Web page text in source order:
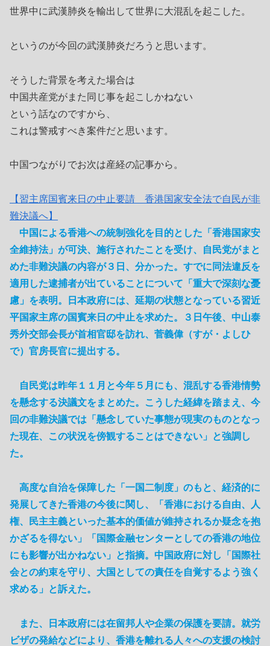
世界中に武漢肺炎を輸出して世界に大混乱を起こした。
というのが今回の武漢肺炎だろうと思います。
そうした背景を考えた場合は
中国共産党がまた同じ事を起こしかねない
という話なのですから、
これは警戒すべき案件だと思います。
中国つながりでお次は産経の記事から。
【習主席国賓来日の中止要請 香港国家安全法で自民が非
難決議へ】
中国による香港への統制強化を目的とした「香港国家安
全維持法」が可決、施行されたことを受け、自民党がまと
めた非難決議の内容が３日、分かった。すでに同法違反を
適用した逮捕者が出ていることについて「重大で深刻な憂
慮」を表明。日本政府には、延期の状態となっている習近
平国家主席の国賓来日の中止を求めた。３日午後、中山泰
秀外交部会長が首相官邸を訪れ、菅義偉（すが・よしひ
で）官房長官に提出する。
自民党は昨年１１月と今年５月にも、混乱する香港情勢
を懸念する決議文をまとめた。こうした経緯を踏まえ、今
回の非難決議では「懸念していた事態が現実のものとなっ
た現在、この状況を傍観することはできない」と強調し
た。
高度な自治を保障した「一国二制度」のもと、経済的に
発展してきた香港の今後に関し、「香港における自由、人
権、民主主義といった基本的価値が維持されるか疑念を抱
かざるを得ない」「国際金融センターとしての香港の地位
にも影響が出かねない」と指摘。中国政府に対し「国際社
会との約束を守り、大国としての責任を自覚するよう強く
求める」と訴えた。
また、日本政府には在留邦人や企業の保護を要請。就労
ビザの発給などにより、香港を離れる人々への支援の検討